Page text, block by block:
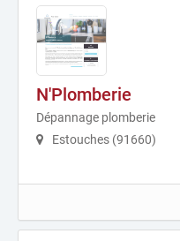
N'Plomberie
Dépannage plomberie
Estouches (91660)